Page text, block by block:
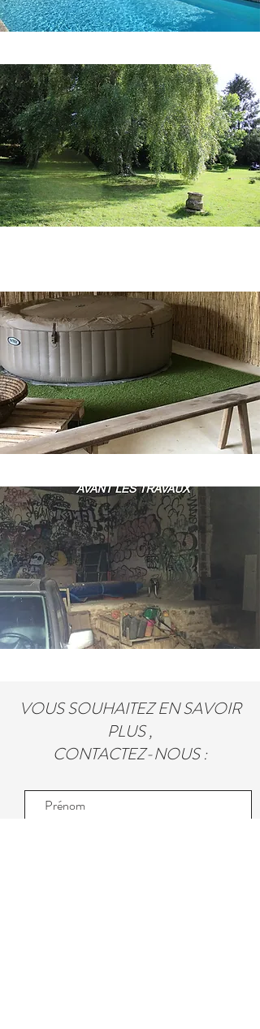
VOUS SOUHAITEZ EN SAVOIR
PLUS ,
CONTACTEZ-NOUS :